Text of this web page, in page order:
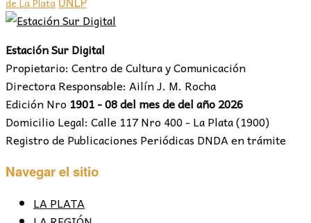
de La Plata
Estación Sur Digital
Propietario: Centro de Cultura y Comunicación
Directora Responsable: Ailín J. M. Rocha
Edición Nro 1901 - 08 del mes de del año 2026
Domicilio Legal: Calle 117 Nro 400 - La Plata (1900)
Registro de Publicaciones Periódicas DNDA en trámite
Navegar el sitio
LA PLATA